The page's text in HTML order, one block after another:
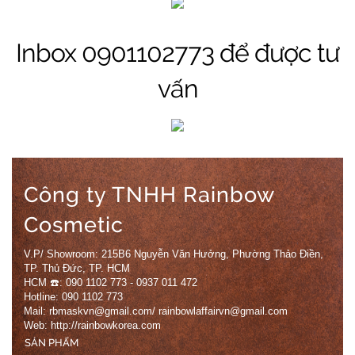
Inbox 0901102773 để được tư
vấn
Công ty TNHH Rainbow
Cosmetic
V.P/ Showroom: 215B6 Nguyễn Văn Hưởng, Phường Thảo Điền,
TP. Thủ Đức, TP. HCM
HCM ☎️: 090 1102 773 - 0937 011 472
Hotline: 090 1102 773
Mail: rbmaskvn@gmail.com/ rainbowlaffairvn@gmail.com
Web: http://rainbowkorea.com
SẢN PHẨM